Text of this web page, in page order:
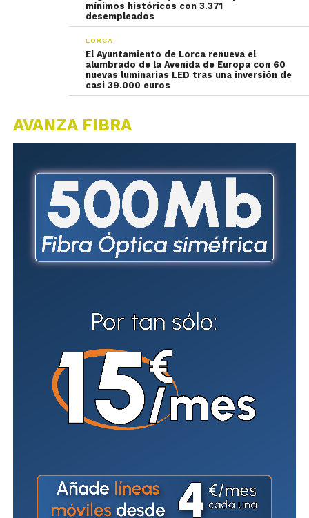
mínimos históricos con 3.371
desempleados
LORCA
El Ayuntamiento de Lorca renueva el
alumbrado de la Avenida de Europa con 60
nuevas luminarias LED tras una inversión de
casi 39.000 euros
AVANZA FIBRA